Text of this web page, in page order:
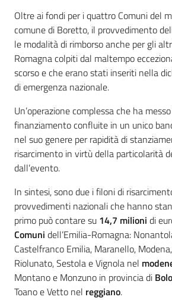
Oltre ai fondi per i quattro Comuni del
comune di Boretto, il provvedimento
le modalità di rimborso anche per gli
Romagna colpiti dal maltempo
scorso e che erano stati inseriti nella
di emergenza nazionale.
Un’operazione complessa che ha
finanziamento confluite in un unico
nel suo genere per rapidità di
risarcimento in virtù della particolarità
dall’evento.
In sintesi, sono due i filoni di
provvedimenti nazionali che hanno
primo può contare su 14,7 milioni di
Comuni dell’Emilia-Romagna:
Castelfranco Emilia, Maranello,
Riolunato, Sestola e Vignola nel
Montano e Monzuno in provincia di
Toano e Vetto nel reggiano.